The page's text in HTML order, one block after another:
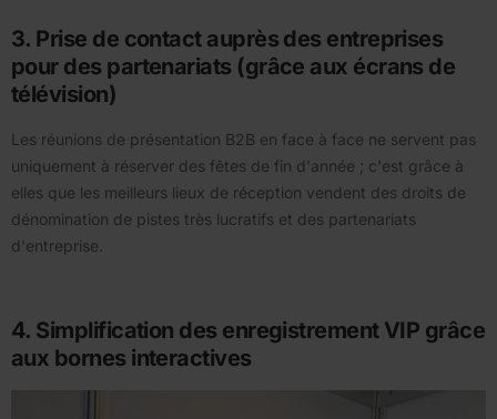
3. Prise de contact auprès des entreprises
pour des partenariats (grâce aux écrans de
télévision)
Les réunions de présentation B2B en face à face ne servent pas
uniquement à réserver des fêtes de fin d'année ; c'est grâce à
elles que les meilleurs lieux de réception vendent des droits de
dénomination de pistes très lucratifs et des partenariats
d'entreprise.
4. Simplification des enregistrement VIP grâce
aux bornes interactives